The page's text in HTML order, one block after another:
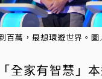
百萬，最想環遊世界。
全家有智慧」